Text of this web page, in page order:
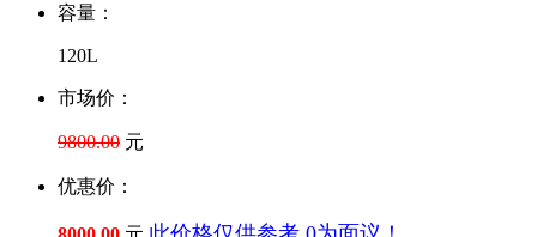
容量：
120L
市场价：
9800.00 元
优惠价：